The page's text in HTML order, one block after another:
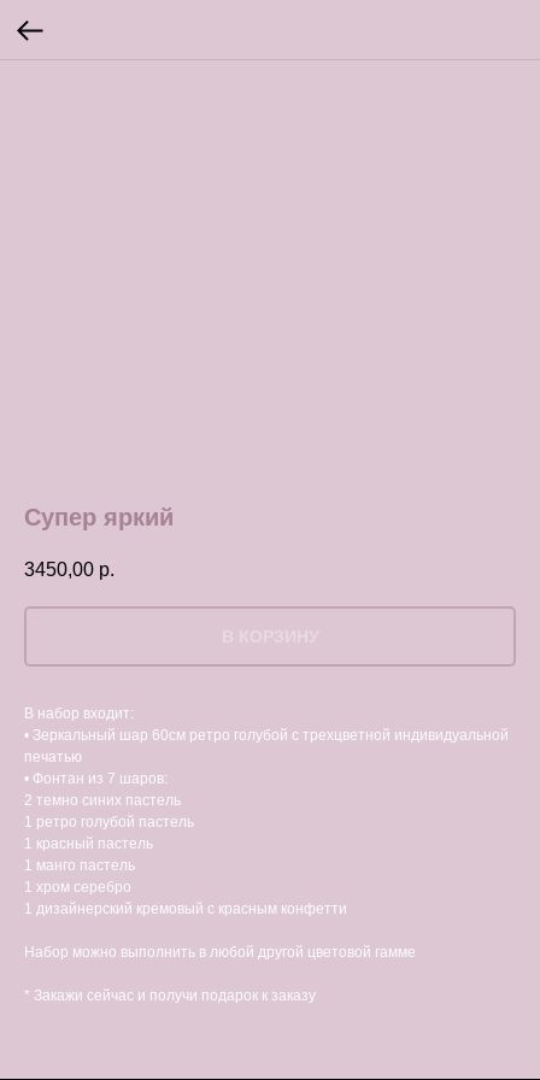
Супер яркий
3450,00 р.
В набор входит:
• Зеркальный шар 60см ретро голубой с трехцветной индивидуальной
печатью
• Фонтан из 7 шаров:
2 темно синих пастель
1 ретро голубой пастель
1 красный пастель
1 манго пастель
1 хром серебро
1 дизайнерский кремовый с красным конфетти
Набор можно выполнить в любой другой цветовой гамме
* Закажи сейчас и получи подарок к заказу